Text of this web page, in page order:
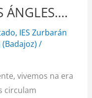
ÁNGLES….
, IES Zurbarán
(Badajoz) /
vivemos na era
circulam